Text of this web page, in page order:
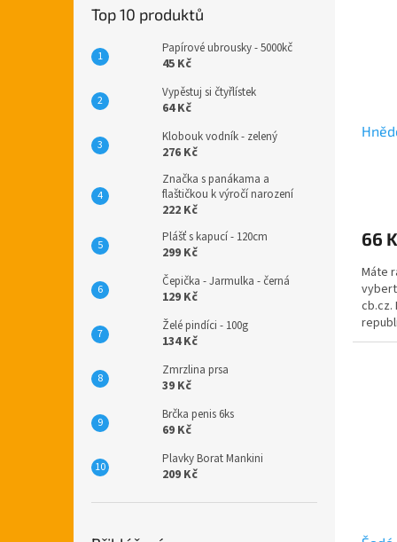
Top 10 produktů
Papírové ubrousky - 5000kč
45 Kč
Vypěstuj si čtyřlístek
64 Kč
Klobouk vodník - zelený
276 Kč
Značka s panákama a
flaštičkou k výročí narození
222 Kč
Plášť s kapucí - 120cm
299 Kč
Čepička - Jarmulka - černá
129 Kč
Želé pindíci - 100g
134 Kč
Zmrzlina prsa
39 Kč
Brčka penis 6ks
69 Kč
Plavky Borat Mankini
209 Kč
je
z
5
66
Máte
cb.cz.